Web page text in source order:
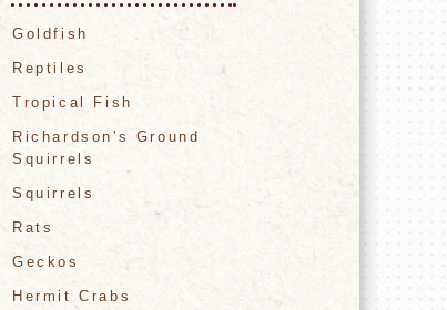
Goldfish
Reptiles
Tropical Fish
Richardson's Ground
Squirrels
Squirrels
Rats
Geckos
Hermit Crabs